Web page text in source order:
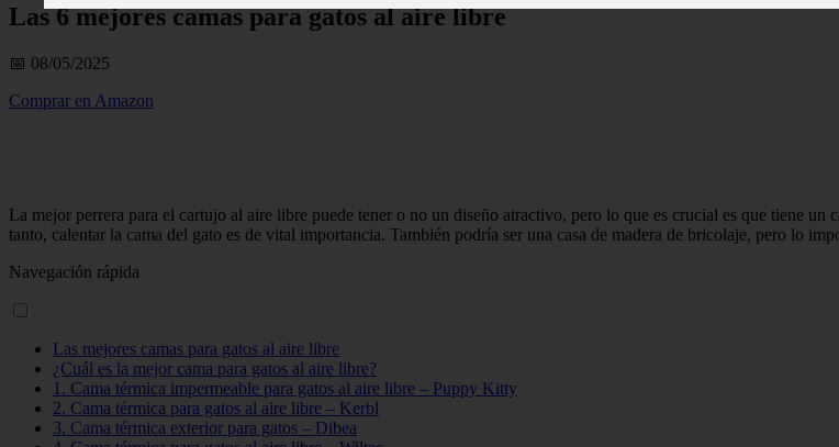
Las 6 mejores camas para gatos al aire libre
📅 08/05/2025
Comprar en Amazon
La mejor perrera para el cartujo al aire libre puede tener o no un diseño atractivo, pero lo que es crucial es que tiene
tanto, calentar la cama del gato es de vital importancia. También podría ser una casa de madera de bricolaje, pero lo
Navegación rápida
Las mejores camas para gatos al aire libre
¿Cuál es la mejor cama para gatos al aire libre?
1. Cama térmica impermeable para gatos al aire libre – Puppy Kitty
2. Cama térmica para gatos al aire libre – Kerbl
3. Cama térmica exterior para gatos – Dibea